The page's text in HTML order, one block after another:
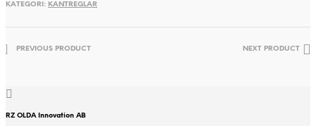
KATEGORI: KANTREGLAR
PREVIOUS PRODUCT NEXT PRODUCT
RZ OLDA Innovation AB